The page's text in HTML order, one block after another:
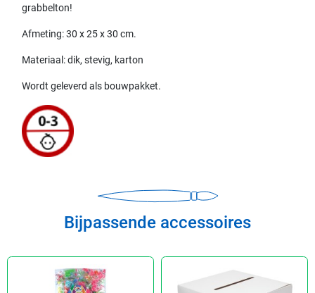
grabbelton!
Afmeting: 30 x 25 x 30 cm.
Materiaal: dik, stevig, karton
Wordt geleverd als bouwpakket.
Bijpassende accessoires